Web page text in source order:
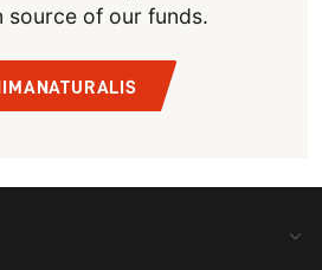
source of our funds.